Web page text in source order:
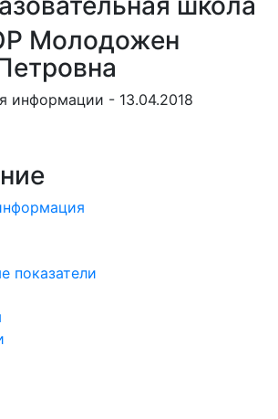
Молодожен
информации - 13.04.2018
показатели